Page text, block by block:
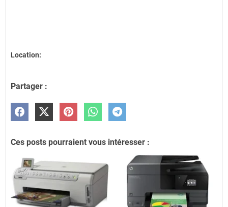
Location:
Partager :
Ces posts pourraient vous intéresser :